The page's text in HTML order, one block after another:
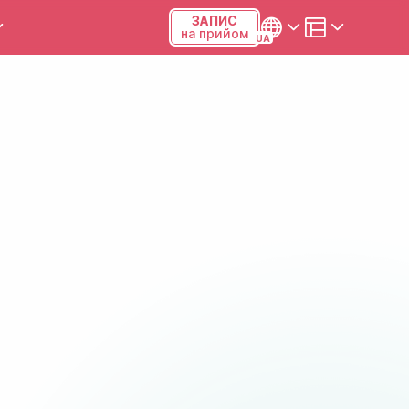
ЗАПИС
на прийом